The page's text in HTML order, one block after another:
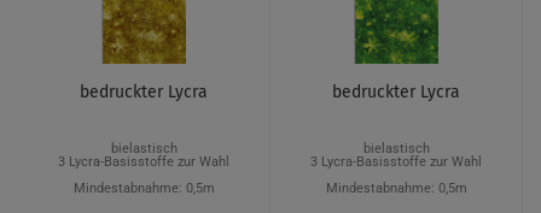
bedruckter Lycra
bielastisch
3 Lycra-Basisstoffe zur Wahl
Mindestabnahme: 0,5m
bedruckter Lycra
bielastisch
3 Lycra-Basisstoffe zur Wahl
Mindestabnahme: 0,5m